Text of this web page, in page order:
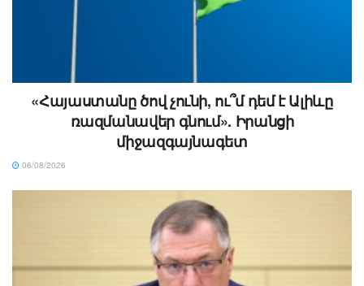
«Հայաստանը ծով չունի, ու՞մ դեմ է Ալիևը
ռազմանավեր գնում». Իրանցի
միջազգայնագետ
06/08/2026